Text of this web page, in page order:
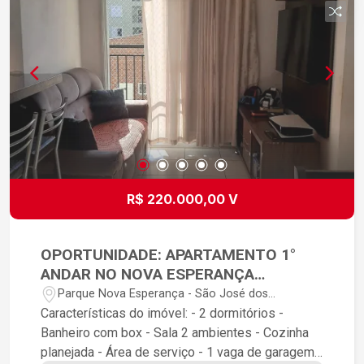
Toda a Família: Opções de entretenimento sem
precisar sair de casa. Segurança 24h: Portaria e
monitoramento para garantir a tranquilidade de
quem você ama. Ambiente Familiar: Condomínio
organizado e muito bem cuidado. Localização:
Situado na Zona Leste, com fácil acesso a
comércios locais, supermercados, escolas e
transporte público, garantindo facilidade na sua
R$ 220.000,00 V
OPORTUNIDADE: APARTAMENTO 1°
ANDAR NO NOVA ESPERANÇA
CEREJEIRAS!
Parque Nova Esperança - São José dos
Campos/SP
Características do imóvel: - 2 dormitórios -
Banheiro com box - Sala 2 ambientes - Cozinha
planejada - Área de serviço - 1 vaga de garagem -